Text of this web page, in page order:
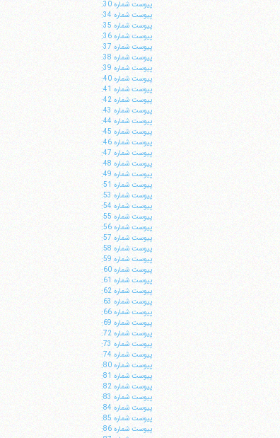
پيوست شماره 30:
پيوست شماره 34:
پيوست شماره 35:
پيوست شماره 36:
پيوست شماره 37:
پيوست شماره 38:
پيوست شماره 39:
پيوست شماره 40:
پيوست شماره 41:
پيوست شماره 42:
پيوست شماره 43:
پيوست شماره 44:
پيوست شماره 45:
پيوست شماره 46:
پيوست شماره 47:
پيوست شماره 48:
پيوست شماره 49:
پيوست شماره 51:
پيوست شماره 53:
پيوست شماره 54:
پيوست شماره 55:
پيوست شماره 56:
پيوست شماره 57:
پيوست شماره 58:
پيوست شماره 59:
پيوست شماره 60:
پيوست شماره 61:
پيوست شماره 62:
پيوست شماره 63:
پيوست شماره 66:
پيوست شماره 69:
پيوست شماره 72:
پيوست شماره 73:
پيوست شماره 74:
پيوست شماره 80:
پيوست شماره 81:
پيوست شماره 82:
پيوست شماره 83:
پيوست شماره 84:
پيوست شماره 85:
پيوست شماره 86: